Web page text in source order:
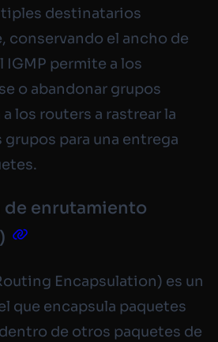
destinatarios
conservando el ancho de
IGMP permite a los
o abandonar grupos
los routers a rastrear la
para una entrega
de enrutamiento
Encapsulation) es un
que encapsula paquetes
de otros paquetes de